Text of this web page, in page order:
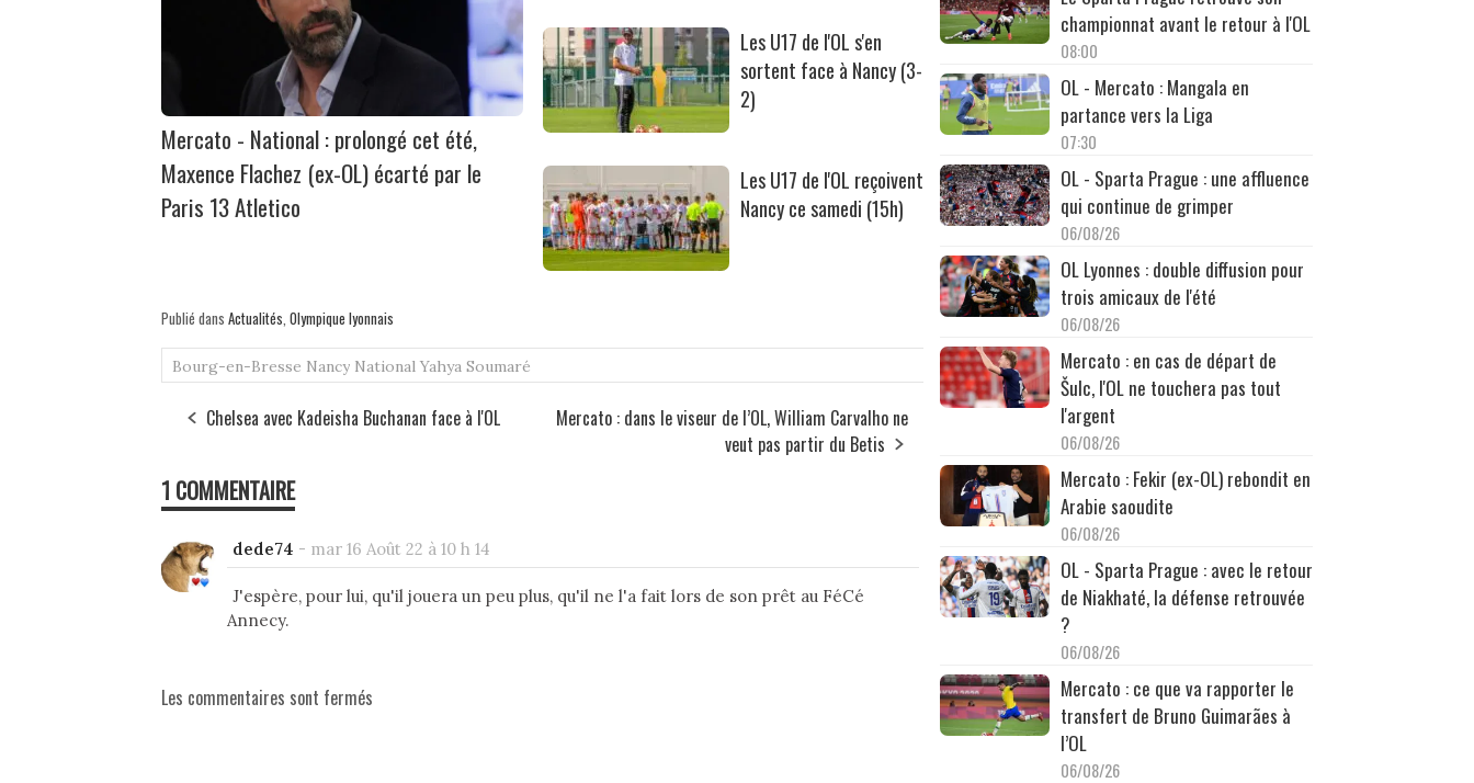
Mercato - National : prolongé cet été,
Maxence Flachez (ex-OL) écarté par le
Paris 13 Atletico
Les U17 de l'OL s'en
sortent face à Nancy (3-
2)
Les U17 de l'OL reçoivent
Nancy ce samedi (15h)
Publié dans Actualités Olympique lyonnais
Bourg-en-Bresse Nancy National Yahya Soumaré
Chelsea avec Kadeisha Buchanan face à l'OL
Mercato : dans le viseur de l’OL, William Carvalho ne
veut pas partir du Betis
1 COMMENTAIRE
dede74 - mar 16 Août 22 à 10 h 14
J'espère, pour lui, qu'il jouera un peu plus, qu'il ne l'a fait lors de son prêt au FéCé
Annecy.
Les commentaires sont fermés
championnat avant le retour à l'OL
08:00
OL - Mercato : Mangala en
partance vers la Liga
07:30
OL - Sparta Prague : une affluence
qui continue de grimper
06/08/26
OL Lyonnes : double diffusion pour
trois amicaux de l'été
06/08/26
Mercato : en cas de départ de
Šulc, l'OL ne touchera pas tout
l'argent
06/08/26
Mercato : Fekir (ex-OL) rebondit en
Arabie saoudite
06/08/26
OL - Sparta Prague : avec le retour
de Niakhaté, la défense retrouvée
?
06/08/26
Mercato : ce que va rapporter le
transfert de Bruno Guimarães à
l’OL
06/08/26